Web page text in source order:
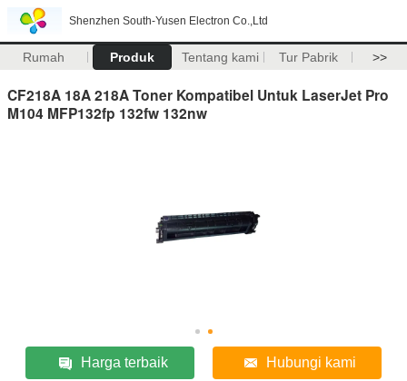
Shenzhen South-Yusen Electron Co.,Ltd
Rumah Produk Tentang kami Tur Pabrik >>
CF218A 18A 218A Toner Kompatibel Untuk LaserJet Pro
M104 MFP132fp 132fw 132nw
Harga terbaik Hubungi kami